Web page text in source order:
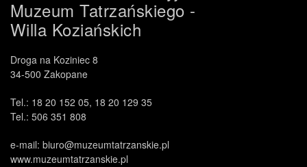
Muzeum Tatrzańskiego -
Willa Koziańskich
Droga na Koziniec 8
34-500 Zakopane
Tel.: 18 20 152 05, 18 20 129 35
Tel.: 506 351 808
e-mail: biuro@muzeumtatrzanskie.pl
www.muzeumtatrzanskie.pl